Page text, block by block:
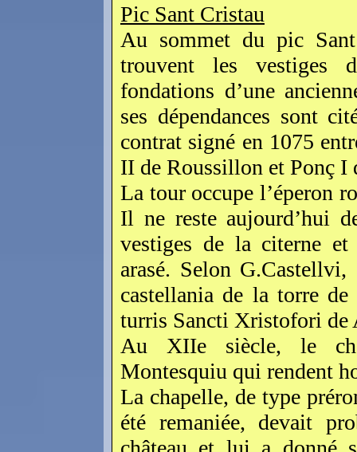
Pic Sant Cristau
Au sommet du pic
trouvent les vestiges
fondations d’une
ses dépendances sont
contrat signé en 1075
II de Roussillon et Ponç I
La tour occupe l’éperon
Il ne reste aujourd’hui
vestiges de la citerne
arasé. Selon
castellania de la torre
turris Sancti Xristofori de
Au XIIe siècle, le
Montesquiu qui rendent
La chapelle, de type
été remaniée, devait